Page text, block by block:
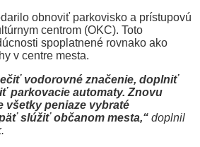
obnoviť parkovisko a prístupovú
centrom (OKC). Toto
spoplatnené rovnako ako
v centre mesta.
vodorovné značenie, doplniť
parkovacie automaty. Znovu
všetky peniaze vybraté
slúžiť občanom mesta,“ doplnil